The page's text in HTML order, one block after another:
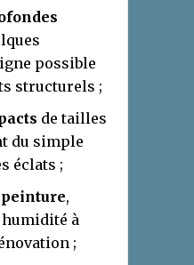
possible
structurels ;
de tailles
du simple
éclats ;
,
à
;